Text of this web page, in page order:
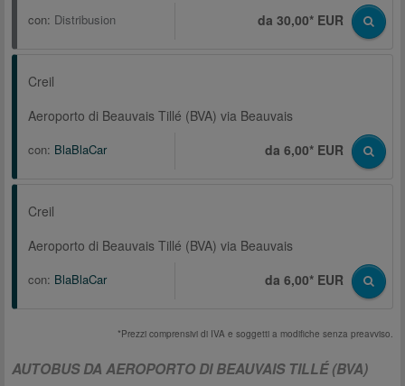
con: Distribusion da 30,00* EUR
Creil
Aeroporto di Beauvais Tillé (BVA) via Beauvais
con: BlaBlaCar da 6,00* EUR
Creil
Aeroporto di Beauvais Tillé (BVA) via Beauvais
con: BlaBlaCar da 6,00* EUR
*Prezzi comprensivi di IVA e soggetti a modifiche senza preavviso.
AUTOBUS DA AEROPORTO DI BEAUVAIS TILLÉ (BVA)